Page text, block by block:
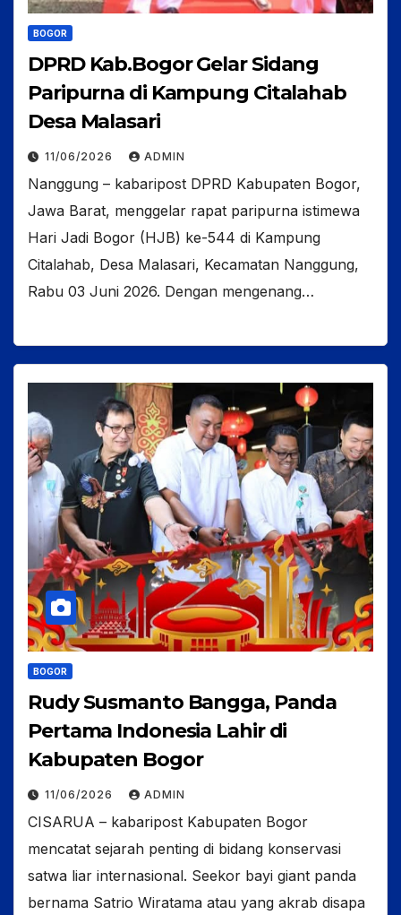
BOGOR
DPRD Kab.Bogor Gelar Sidang
Paripurna di Kampung Citalahab
Desa Malasari
11/06/2026 ADMIN
Nanggung – kabaripost DPRD Kabupaten Bogor,
Jawa Barat, menggelar rapat paripurna istimewa
Hari Jadi Bogor (HJB) ke-544 di Kampung
Citalahab, Desa Malasari, Kecamatan Nanggung,
Rabu 03 Juni 2026. Dengan mengenang…
BOGOR
Rudy Susmanto Bangga, Panda
Pertama Indonesia Lahir di
Kabupaten Bogor
11/06/2026 ADMIN
CISARUA – kabaripost Kabupaten Bogor
mencatat sejarah penting di bidang konservasi
satwa liar internasional. Seekor bayi giant panda
bernama Satrio Wiratama atau yang akrab disapa